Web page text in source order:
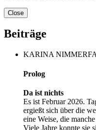
Close
Beiträge
KARINA
Prolog
Da ist nichts
Es ist Februar 2026.
ergießt sich über die
eine Weise, die
Viele Jahre konnte sie